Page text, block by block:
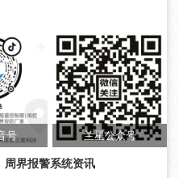
周界报警系统资讯
号 兰星公众号